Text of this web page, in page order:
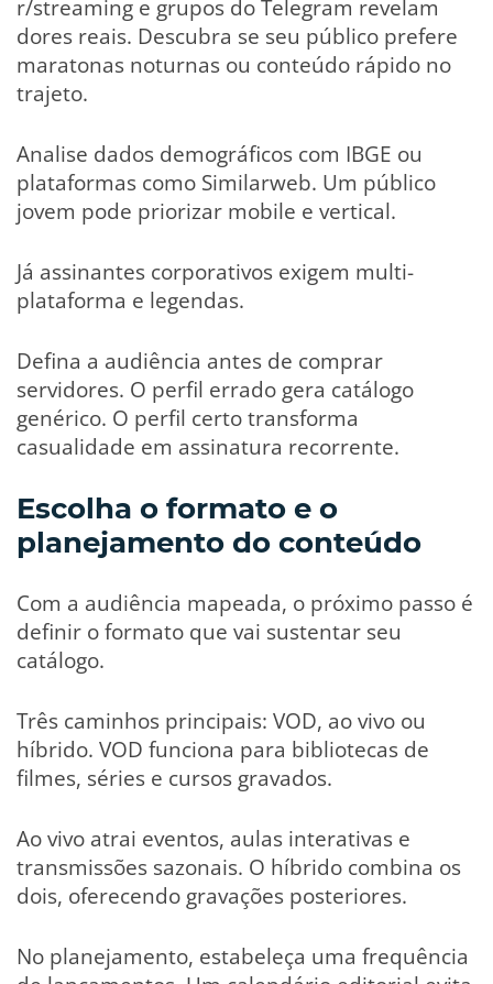
r/streaming e grupos do Telegram revelam
dores reais. Descubra se seu público prefere
maratonas noturnas ou conteúdo rápido no
trajeto.
Analise dados demográficos com IBGE ou
plataformas como Similarweb. Um público
jovem pode priorizar mobile e vertical.
Já assinantes corporativos exigem multi-
plataforma e legendas.
Defina a audiência antes de comprar
servidores. O perfil errado gera catálogo
genérico. O perfil certo transforma
casualidade em assinatura recorrente.
Escolha o formato e o
planejamento do conteúdo
Com a audiência mapeada, o próximo passo é
definir o formato que vai sustentar seu
catálogo.
Três caminhos principais: VOD, ao vivo ou
híbrido. VOD funciona para bibliotecas de
filmes, séries e cursos gravados.
Ao vivo atrai eventos, aulas interativas e
transmissões sazonais. O híbrido combina os
dois, oferecendo gravações posteriores.
No planejamento, estabeleça uma frequência